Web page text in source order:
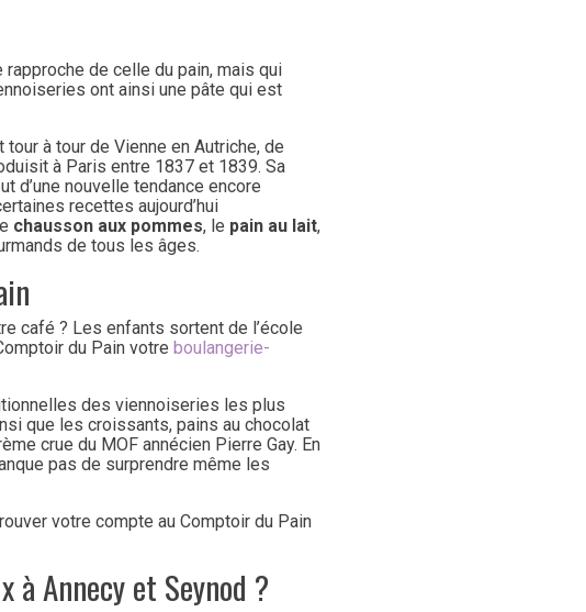
de celle du pain, mais qui
ont ainsi une pâte qui est
à tour de Vienne en Autriche, de
à Paris entre 1837 et 1839. Sa
d’une nouvelle tendance encore
recettes aujourd’hui
chausson aux pommes, le pain au lait,
de tous les âges.
café ? Les enfants sortent de l’école
du Pain votre boulangerie-
des viennoiseries les plus
que les croissants, pains au chocolat
crue du MOF annécien Pierre Gay. En
pas de surprendre même les
votre compte au Comptoir du Pain
à Annecy et Seynod ?